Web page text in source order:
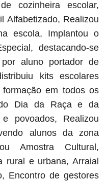
cozinheira escolar,
Alfabetizado, Realizou
escola, Implantou o
destacando-se
aluno portador de
kits escolares
em todos os
Dia da Raça e da
povoados, Realizou
alunos da zona
Amostra Cultural,
rural e urbana, Arraial
Encontro de gestores